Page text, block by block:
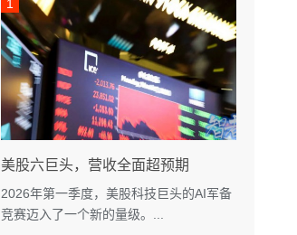
美股六巨头，营收全面超预期
2026年第一季度，美股科技巨头的AI军备
竞赛迈入了一个新的量级。...